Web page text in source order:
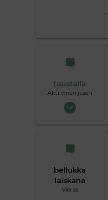
taustalla
Aktiivinen jäsen
19.05.2004
bellukka
laiskana
Vieras